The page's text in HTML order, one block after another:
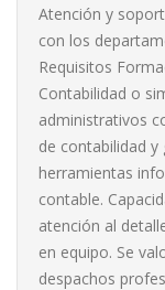
Atención y
con los
Requisitos
Contabilidad o
administrativos
de contabilidad
herramientas
contable.
atención al
en equipo. Se
despachos